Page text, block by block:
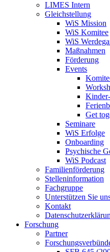
LIMES Intern
Gleichstellung
WiS Mission
WiS Komitee
WiS
Maßnahmen
Förderung
Events
Get
Seminare
WiS Erfolge
Onboarding
Psychische
WiS Podcast
Familienförderung
Stelleninformation
Fachgruppe
Unterstützen Sie
Kontakt
Forschung
Partner